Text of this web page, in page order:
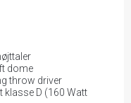
dome
throw driver
klasse D (160 Watt